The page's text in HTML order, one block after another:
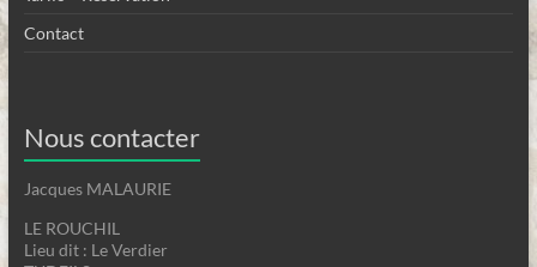
Contact
Nous contacter
Jacques MALAURIE
LE ROUCHIL
Lieu dit : Le Verdier